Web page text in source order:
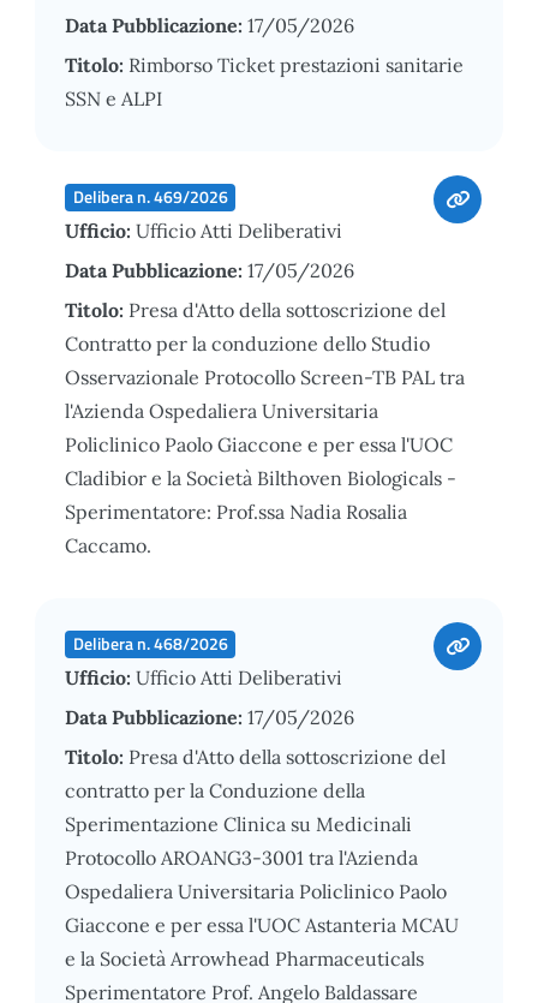
Data Pubblicazione: 17/05/2026
Titolo: Rimborso Ticket prestazioni sanitarie
SSN e ALPI
Delibera n. 469/2026
Ufficio: Ufficio Atti Deliberativi
Data Pubblicazione: 17/05/2026
Titolo: Presa d'Atto della sottoscrizione del
Contratto per la conduzione dello Studio
Osservazionale Protocollo Screen-TB PAL tra
l'Azienda Ospedaliera Universitaria
Policlinico Paolo Giaccone e per essa l'UOC
Cladibior e la Società Bilthoven Biologicals -
Sperimentatore: Prof.ssa Nadia Rosalia
Caccamo.
Delibera n. 468/2026
Ufficio: Ufficio Atti Deliberativi
Data Pubblicazione: 17/05/2026
Titolo: Presa d'Atto della sottoscrizione del
contratto per la Conduzione della
Sperimentazione Clinica su Medicinali
Protocollo AROANG3-3001 tra l'Azienda
Ospedaliera Universitaria Policlinico Paolo
Giaccone e per essa l'UOC Astanteria MCAU
e la Società Arrowhead Pharmaceuticals
Sperimentatore Prof. Angelo Baldassare